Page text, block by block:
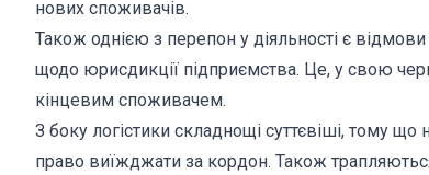
нових споживачів.
Також однією з перепон у діяльності є
щодо юрисдикції підприємства. Це, у свою
кінцевим споживачем.
З боку логістики складнощі суттєвіші, тому що
право виїжджати за кордон. Також